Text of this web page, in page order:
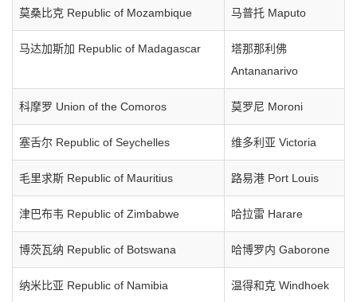
莫桑比克 Republic of Mozambique 马普托 Maputo
马达加斯加 Republic of Madagascar
塔那那利佛
Antananarivo
科摩罗 Union of the Comoros 莫罗尼 Moroni
塞舌尔 Republic of Seychelles 维多利亚 Victoria
毛里求斯 Republic of Mauritius 路易港 Port Louis
津巴布韦 Republic of Zimbabwe 哈拉雷 Harare
博茨瓦纳 Republic of Botswana 哈博罗内 Gaborone
纳米比亚 Republic of Namibia 温得和克 Windhoek